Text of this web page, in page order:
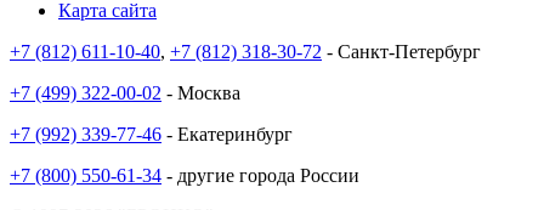
Карта сайта
+7 (812) 611-10-40, +7 (812) 318-30-72 - Санкт-Петербург
+7 (499) 322-00-02 - Москва
+7 (992) 339-77-46 - Екатеринбург
+7 (800) 550-61-34 - другие города России